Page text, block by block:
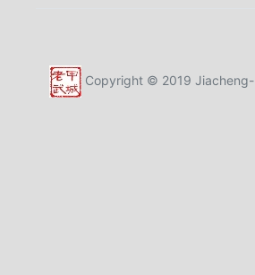
Copyright © 2019